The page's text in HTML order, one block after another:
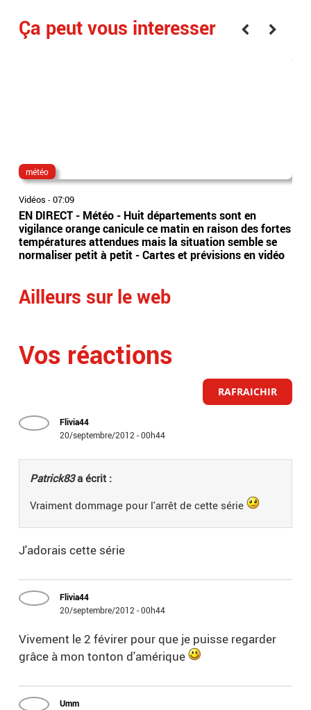
Ça peut vous interesser
météo
Vidéos -07:09
EN DIRECT - Météo - Huit départements sont en
vigilance orange canicule ce matin en raison des fortes
températures attendues mais la situation semble se
normaliser petit à petit - Cartes et prévisions en vidéo
Ailleurs sur le web
Vos réactions
RAFRAICHIR
Flivia44
20/septembre/2012 - 00h44
Patrick83a écrit :
Vraiment dommage pour l'arrêt de cette série
J'adorais cette série
Flivia44
20/septembre/2012 - 00h44
Vivement le 2 févirer pour que je puisse regarder
grâce à mon tonton d'amérique
Umm